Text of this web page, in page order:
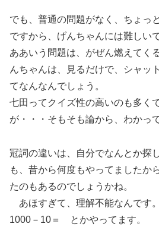
でも、普通の問題がなく、ちょっ
ですから、げんちゃんには難しい
ああいう問題は、がぜん燃えてく
んちゃんは、見るだけで、シャッ
てなんなんでしょう。
七田ってクイズ性の高いのも多く
が・・・そもそも論から、わかっ
冠詞の違いは、自分でなんとか探
も、昔から何度もやってましたか
たのもあるのでしょうかね。
あほすぎて、理解不能なんです
1000－10＝ とかやってます。